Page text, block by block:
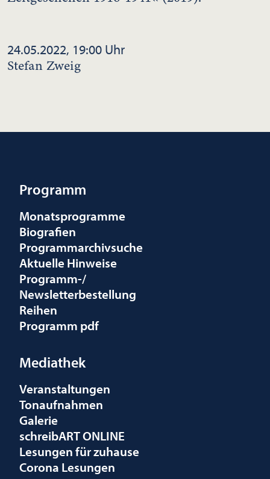
24.05.2022, 19:00 Uhr
Stefan Zweig
Programm
Monatsprogramme
Biografien
Programmarchivsuche
Aktuelle Hinweise
Programm-/
Newsletterbestellung
Reihen
Programm pdf
Mediathek
Veranstaltungen
Tonaufnahmen
Galerie
schreibART ONLINE
Lesungen für zuhause
Corona Lesungen